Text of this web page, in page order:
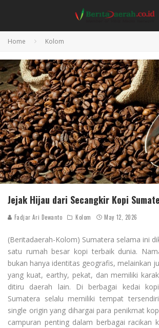
Home Kolom
Jejak Hijau dari Secangkir Kopi
Fadjar Ari Dewanto Kolom May 12, 2026
(Beritadaerah-Kolom) Sumatera selama ini
satu rumah besar kopi terbaik dunia.
bukan hanya identitas geografis, melainkan
yang kuat, earthy, pekat, dan memiliki
ditiru daerah lain. Di berbagai kedai
Sumatera selalu memiliki tempat
single origin yang dihargai para penikmat
campuran penting dalam berbagai racikan